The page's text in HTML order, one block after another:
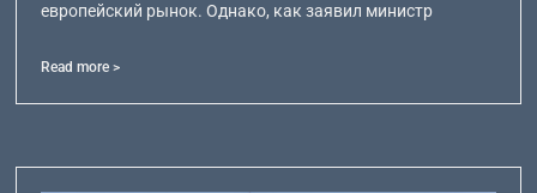
европейский рынок. Однако, как заявил министр
Read more >